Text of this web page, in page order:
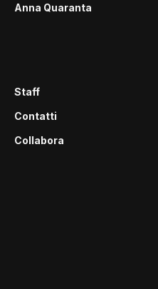
Anna Quaranta
Staff
Contatti
Collabora